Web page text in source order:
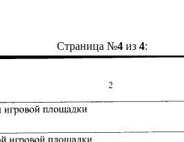
Страница №4из 4: